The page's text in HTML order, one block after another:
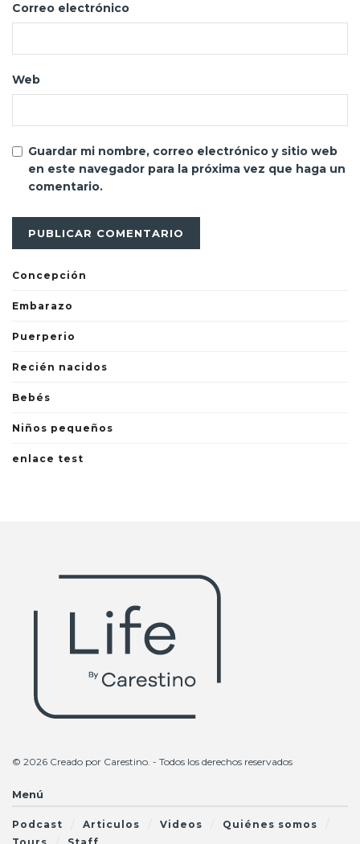
Correo electrónico
Web
Guardar mi nombre, correo electrónico y sitio web
en este navegador para la próxima vez que haga un
comentario.
Concepción
Embarazo
Puerperio
Recién nacidos
Bebés
Niños pequeños
enlace test
© 2026 Creado por Carestino. - Todos los derechos reservados
Menú
Podcast Articulos Videos
Quiénes somos